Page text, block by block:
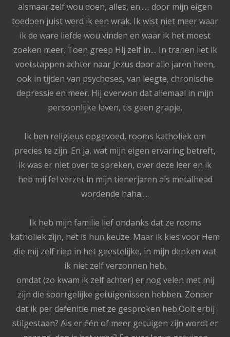
alsmaar zelf wou doen, alles, en...... door mijn eigen
toedoen juist werd ik een wrak. Ik wist niet meer waar
ik de ware liefde wou vinden en waar ik het moest
zoeken meer. Toen greep Hij zelf in.... In tranen liet ik
voetstappen achter naar Jezus door alle jaren heen,
ook in tijden van psychoses, van leegte, chronische
depressie en meer. Hij overwon dat allemaal in mijn
persoonlijke leven, tis geen grapje.
Ik ben religieus opgevoed, rooms katholiek om
precies te zijn. En ja, wat mijn eigen ervaring betreft,
ik was er niet over te spreken, over deze leer en ik
heb mij fel verzet in mijn tienerjaren als metalhead
wordende haha.....
Ik heb mijn familie lief ondanks dat ze rooms
katholiek zijn, het is hun keuze. Maar ik kies voor Hem
die mij zelf riep in het geestelijke, in mijn denken wat
ik niet zelf verzonnen heb,
omdat (zo kwam ik zelf achter) er nog velen met mij
zijn die soortgelijke getuigenissen hebben. Zonder
dat ik per defenitie met ze gesproken heb.Ooit erbij
stilgestaan? Als er één of meer getuigen zijn wordt er